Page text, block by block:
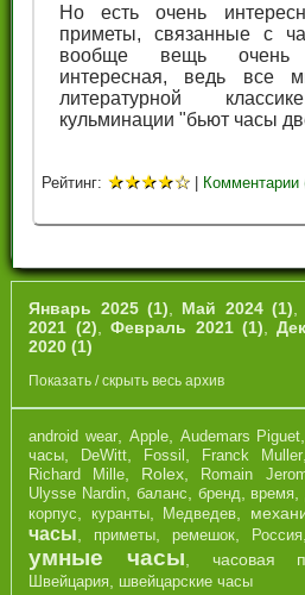
Но есть очень
приметы, связанные с
вообще вещь очень
интересная, ведь все
литературной
кульминации "бьют часы
Рейтинг: ★★★★☆ | Комментарии
Январь 2025 (1) Май 2024 (1)
2021 (2) ,Февраль 2021 (1) ,
2020 (1)
Показать / скрыть весь архив
android wear Apple, Audemars Piguet
часы
DeWitt Fossil Franck Muller
Richard Mille Rolex Romain
Ulysse Nardin баланс бренд время
корпус куранты, Медведев
часы
приметы ремешок, Россия
умные часы часовая
Швейцария швейцарские часы